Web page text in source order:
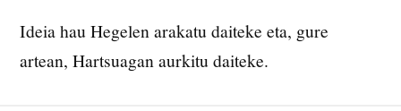
Ideia hau Hegelen arakatu daiteke eta, gure
artean, Hartsuagan aurkitu daiteke.